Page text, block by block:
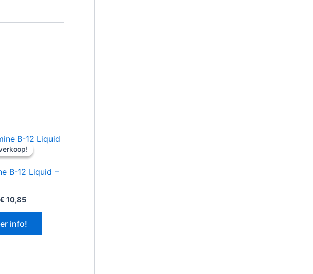
B-12 Liquid –
Oorspronkelijke
11,95.
€ 10,85Huidige
€ 10,85.
info!